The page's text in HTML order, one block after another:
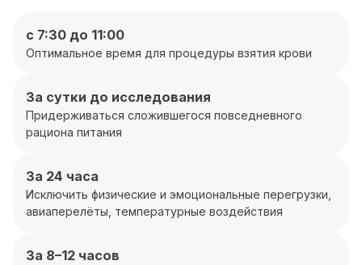
с 7:30 до 11:00
Оптимальное время для процедуры взятия крови
За сутки до исследования
Придерживаться сложившегося повседневного
рациона питания
За 24 часа
Исключить физические и эмоциональные перегрузки,
авиаперелёты, температурные воздействия
За 8–12 часов